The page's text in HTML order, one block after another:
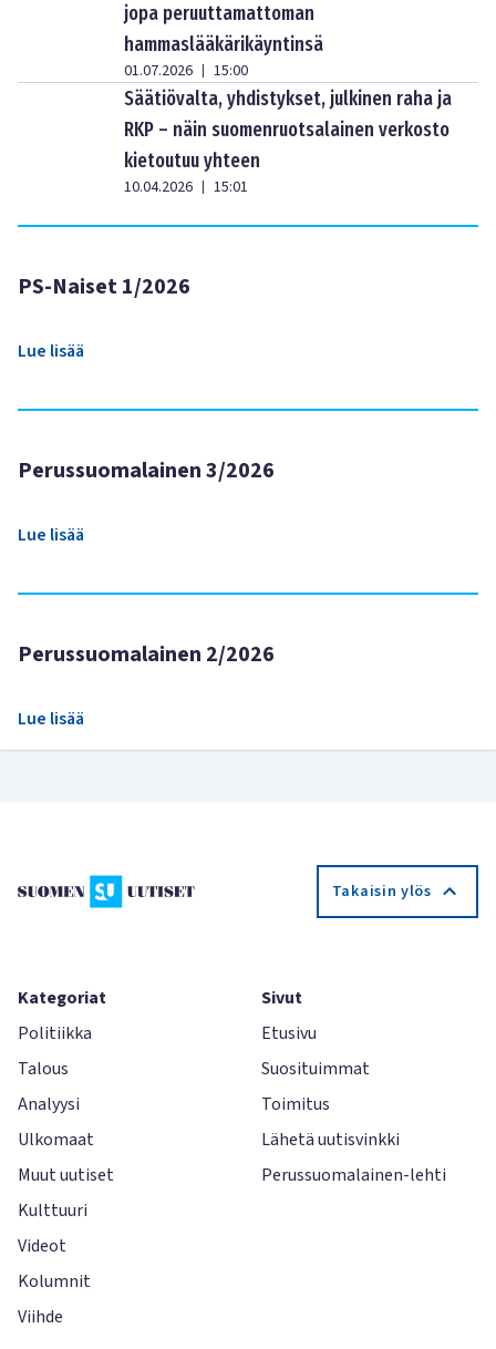
jopa peruuttamattoman
hammaslääkärikäyntinsä
01.07.2026 | 15:00
Säätiövalta, yhdistykset, julkinen raha ja
RKP – näin suomenruotsalainen verkosto
kietoutuu yhteen
10.04.2026 | 15:01
PS-Naiset 1/2026
Lue lisää
Perussuomalainen 3/2026
Lue lisää
Perussuomalainen 2/2026
Lue lisää
Takaisin ylös
Kategoriat
Politiikka
Talous
Analyysi
Ulkomaat
Muut uutiset
Kulttuuri
Videot
Kolumnit
Viihde
Sivut
Etusivu
Suosituimmat
Toimitus
Lähetä uutisvinkki
Perussuomalainen-lehti